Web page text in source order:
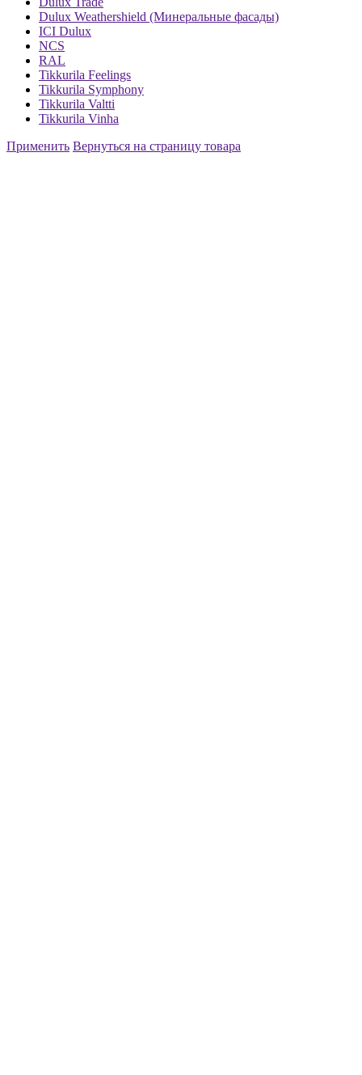
Dulux Weathershield (Минеральные фасады)
ICI Dulux
NCS
RAL
Tikkurila Feelings
Tikkurila Symphony
Tikkurila Valtti
Tikkurila Vinha
Применить Вернуться на страницу товара